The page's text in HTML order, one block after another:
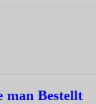
man Bestellt